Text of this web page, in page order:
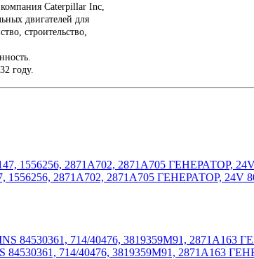
Caterpillar Inc,
двигателей для
строительство,
году.
1556256, 2871A702, 2871A705 ГЕНЕРАТОР, 24V
84530361, 714/40476, 3819359M91, 2871A163